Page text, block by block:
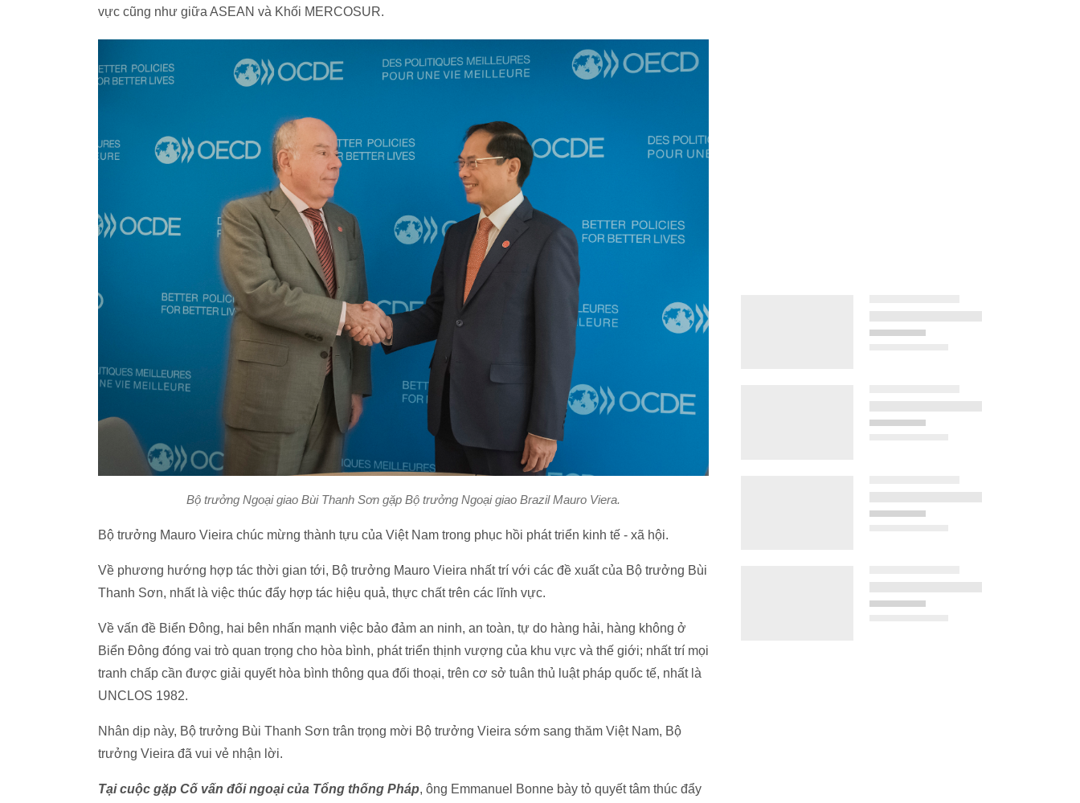
vực cũng như giữa ASEAN và Khối MERCOSUR.
Bộ trưởng Ngoại giao Bùi Thanh Sơn gặp Bộ trưởng Ngoại giao Brazil Mauro Viera.
Bộ trưởng Mauro Vieira chúc mừng thành tựu của Việt Nam trong phục hồi phát triển kinh tế - xã hội.
Về phương hướng hợp tác thời gian tới, Bộ trưởng Mauro Vieira nhất trí với các đề xuất của Bộ trưởng Bùi
Thanh Sơn, nhất là việc thúc đẩy hợp tác hiệu quả, thực chất trên các lĩnh vực.
Về vấn đề Biển Đông, hai bên nhấn mạnh việc bảo đảm an ninh, an toàn, tự do hàng hải, hàng không ở
Biển Đông đóng vai trò quan trọng cho hòa bình, phát triển thịnh vượng của khu vực và thế giới; nhất trí mọi
tranh chấp cần được giải quyết hòa bình thông qua đối thoại, trên cơ sở tuân thủ luật pháp quốc tế, nhất là
UNCLOS 1982.
Nhân dịp này, Bộ trưởng Bùi Thanh Sơn trân trọng mời Bộ trưởng Vieira sớm sang thăm Việt Nam, Bộ
trưởng Vieira đã vui vẻ nhận lời.
Tại cuộc gặp Cố vấn đối ngoại của Tổng thống Pháp, ông Emmanuel Bonne bày tỏ quyết tâm thúc đẩy